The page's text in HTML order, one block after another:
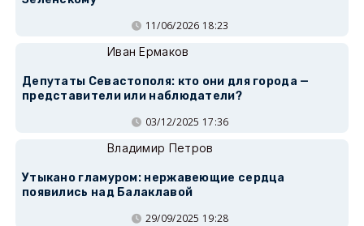
11/06/2026 18:23
Иван Ермаков
Депутаты Севастополя: кто они для города —
представители или наблюдатели?
03/12/2025 17:36
Владимир Петров
Утыкано гламуром: нержавеющие сердца
появились над Балаклавой
29/09/2025 19:28